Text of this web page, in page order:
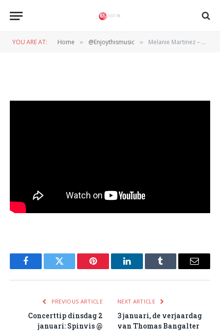
YOU ARE AT: Home » @Enjoythismusic » Melanie Martinez – TUNNEL VISION
Melanie Martinez – TUNNEL
FacebookTwitter Pinterest LinkedInTumblr Email
PREVIOUS ARTICLE
Concerttip dinsdag 2
januari: Spinvis @
NEXT ARTICLE
3 januari, de verjaardag
van Thomas Bangalter